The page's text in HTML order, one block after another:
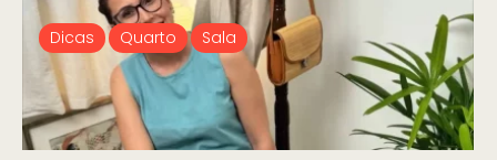
Dicas Quarto Sala